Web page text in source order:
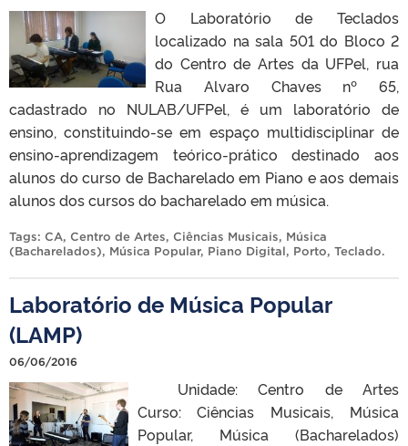
O Laboratório de Teclados
localizado na sala 501 do Bloco 2
do Centro de Artes da UFPel, rua
Rua Alvaro Chaves nº 65,
cadastrado no NULAB/UFPel, é um laboratório de
ensino, constituindo-se em espaço multidisciplinar de
ensino-aprendizagem teórico-prático destinado aos
alunos do curso de Bacharelado em Piano e aos demais
alunos dos cursos do bacharelado em música.
Tags: CA, Centro de Artes, Ciências Musicais, Música
(Bacharelados), Música Popular, Piano Digital, Porto, Teclado.
Laboratório de Música Popular
(LAMP)
06/06/2016
Unidade: Centro de Artes
Curso: Ciências Musicais, Música
Popular, Música (Bacharelados)